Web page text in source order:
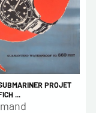
PROJET
...